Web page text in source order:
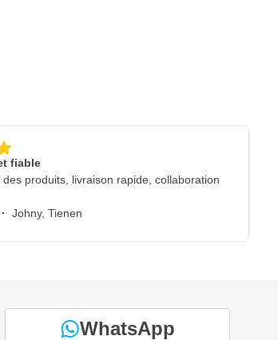
fiable
des produits, livraison rapide, collaboration
· Johny, Tienen
WhatsApp